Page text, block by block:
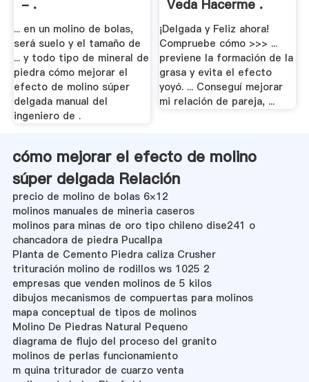
- .
... en un molino de bolas,
será suelo y el tamaño de
... y todo tipo de mineral de
piedra cómo mejorar el
efecto de molino súper
delgada manual del
ingeniero de .
Veda Hacerme .
¡Delgada y Feliz ahora!
Compruebe cómo >>> ...
previene la formación de la
grasa y evita el efecto
yoyó. ... Conseguí mejorar
mi relación de pareja, ...
cómo mejorar el efecto de molino
súper delgada Relación
precio de molino de bolas 6×12
molinos manuales de mineria caseros
molinos para minas de oro tipo chileno dise241 o
chancadora de piedra Pucallpa
Planta de Cemento Piedra caliza Crusher
trituración molino de rodillos ws 1025 2
empresas que venden molinos de 5 kilos
dibujos mecanismos de compuertas para molinos
mapa conceptual de tipos de molinos
Molino De Piedras Natural Pequeno
diagrama de flujo del proceso del granito
molinos de perlas funcionamiento
m quina triturador de cuarzo venta